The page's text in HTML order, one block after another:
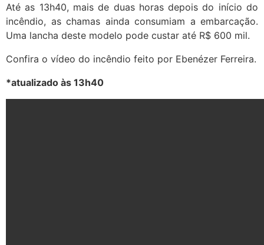
Até as 13h40, mais de duas horas depois do início do
incêndio, as chamas ainda consumiam a embarcação.
Uma lancha deste modelo pode custar até R$ 600 mil.
Confira o vídeo do incêndio feito por Ebenézer Ferreira.
*atualizado às 13h40